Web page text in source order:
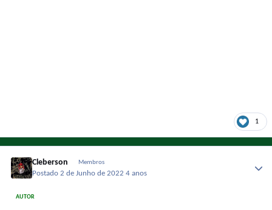
1
Cleberson Membros
Postado2 de Junho de 20224 anos
AUTOR